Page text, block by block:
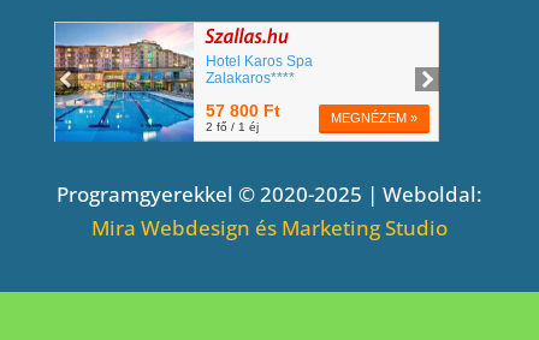
Programgyerekkel © 2020-2025 | Weboldal:
Mira Webdesign és Marketing Studio